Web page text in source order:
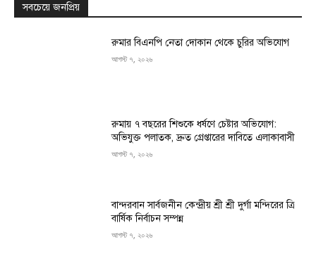
সবচেয়ে জনপ্রিয়
রুমার বিএনপি নেতা দোকান থেকে চুরির অভিযোগ
আগস্ট ৭, ২০২৬
রুমায় ৭ বছরের শিশুকে ধর্ষণে চেষ্টার অভিযোগ:
অভিযুক্ত পলাতক, দ্রুত গ্রেপ্তারের দাবিতে এলাকাবাসী
আগস্ট ৭, ২০২৬
বান্দরবান সার্বজনীন কেন্দ্রীয় শ্রী শ্রী দুর্গা মন্দিরের ত্রি
বার্ষিক নির্বাচন সম্পন্ন
আগস্ট ৭, ২০২৬